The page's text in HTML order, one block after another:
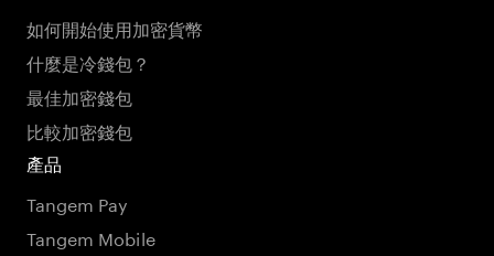
如何開始使用加密貨幣
什麼是冷錢包？
最佳加密錢包
比較加密錢包
產品
Tangem Pay
Tangem Mobile